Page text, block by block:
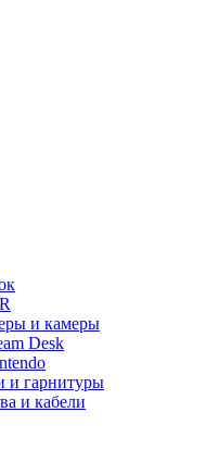
и камеры
Desk
и гарнитуры
и кабели